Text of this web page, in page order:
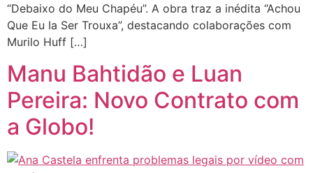
“Debaixo do Meu Chapéu”. A obra traz a inédita “Achou
Que Eu Ia Ser Trouxa”, destacando colaborações com
Murilo Huff […]
Manu Bahtidão e Luan
Pereira: Novo Contrato com
a Globo!